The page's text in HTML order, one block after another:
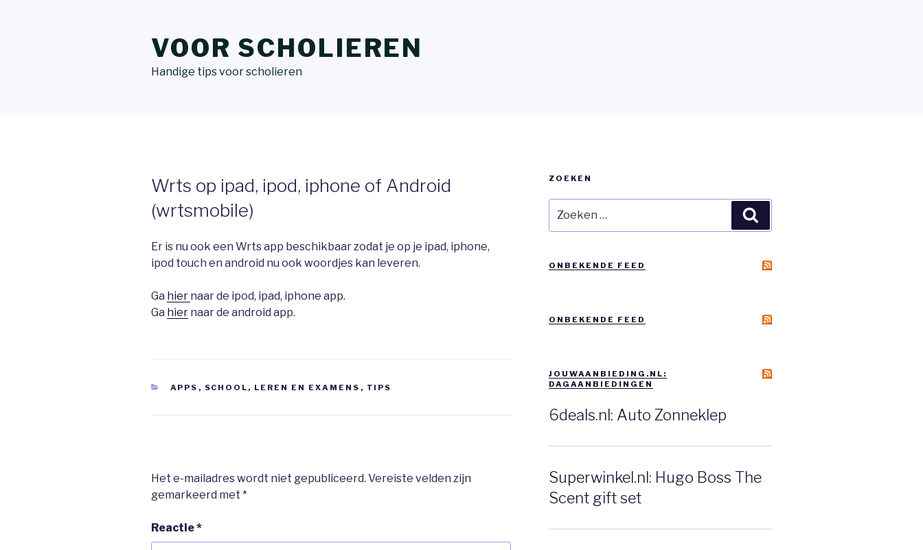
VOOR SCHOLIEREN
Handige tips voor scholieren
Wrts op ipad, ipod, iphone of Android
(wrtsmobile)
Er is nu ook een Wrts app beschikbaar zodat je op je ipad, iphone,
ipod touch en android nu ook woordjes kan leveren.
Ga hier naar de ipod, ipad, iphone app.
Ga hier naar de android app.
CATEGORIEËN
APPS , SCHOOL, LEREN EN EXAMENS , TIPS
Het e-mailadres wordt niet gepubliceerd. Vereiste velden zijn
gemarkeerd met *
Reactie*
ZOEKEN
naar:
ONBEKENDE FEED
ONBEKENDE FEED
JOUWAANBIEDING.NL:
DAGAANBIEDINGEN
6deals.nl: Auto Zonneklep
Superwinkel.nl: Hugo Boss The
Scent gift set